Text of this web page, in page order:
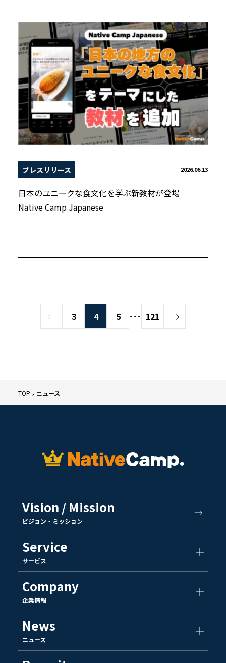
プレスリリース 2026.06.13
日本のユニークな食文化を学ぶ新教材が登場｜
Native Camp Japanese
3 4 5 ･･･ 121
TOP ニュース
Vision / Mission
ビジョン・ミッション
Service
サービス
Company
企業情報
News
ニュース